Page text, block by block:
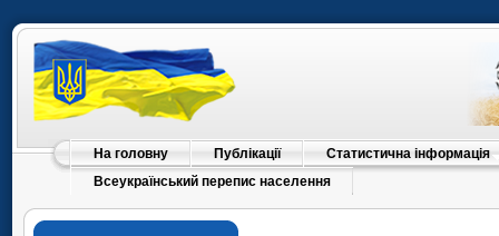
На головну Публікації
Статистична інформація
Всеукраїнський перепис населення